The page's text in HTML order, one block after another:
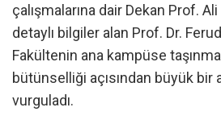
çalışmalarına dair Dekan Prof. Ali
detaylı bilgiler alan Prof. Dr.
Fakültenin ana kampüse
bütünselliği açısından büyük bir
vurguladı.